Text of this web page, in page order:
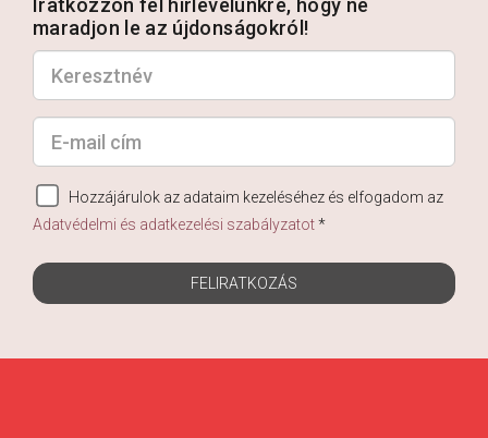
Iratkozzon fel hírlevelünkre, hogy ne
maradjon le az újdonságokról!
Hozzájárulok az adataim kezeléséhez és elfogadom az
Adatvédelmi és adatkezelési szabályzatot*
FELIRATKOZÁS